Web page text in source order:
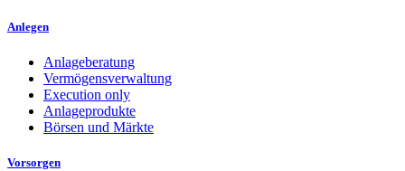
Anlegen
Anlageberatung
Vermögensverwaltung
Execution only
Anlageprodukte
Börsen und Märkte
Vorsorgen